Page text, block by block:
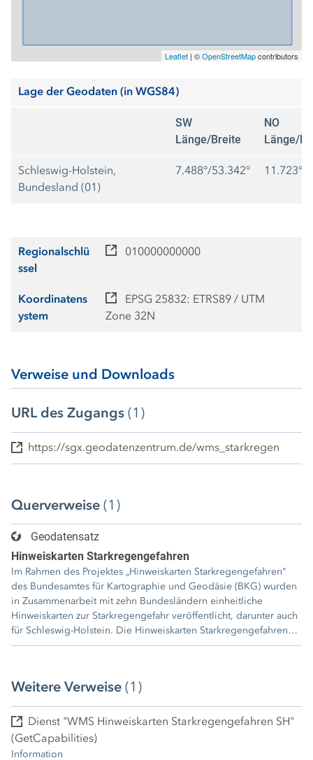
Leaflet | ©OpenStreetMapcontributors
Lage der Geodaten (in WGS84)
SW
Länge/Breite
NO
Länge/
Schleswig-Holstein,
Bundesland (01)
7.488°/53.342° 11.723°/
Regionalschlü
ssel
010000000000
Koordinatens
ystem
EPSG 25832: ETRS89 / UTM
Zone 32N
Verweise und Downloads
URL des Zugangs (1)
https://sgx.geodatenzentrum.de/wms_starkregen
Querverweise (1)
Geodatensatz
Hinweiskarten Starkregengefahren
Im Rahmen des Projektes „Hinweiskarten Starkregengefahren“
des Bundesamtes für Kartographie und Geodäsie (BKG) wurden
in Zusammenarbeit mit zehn Bundesländern einheitliche
Hinweiskarten zur Starkregengefahr veröffentlicht, darunter auch
für Schleswig-Holstein. Die Hinweiskarten Starkregengefahren
zeigen für zwei Starkregenszenarien flächendeckend, wie sich
Fließrichtung und die maximale Fließgeschwindigkeit
dargestellt. Ausführliche Informationen zu den Hinweiskarten
Starkregengefahren finden Sie unterwww.schleswig-holstein.de/
starkregenhinweiskarten
Weitere Verweise (1)
Dienst "WMS Hinweiskarten Starkregengefahren SH"
(GetCapabilities)
Information